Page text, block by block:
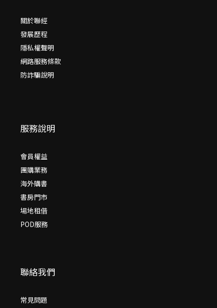
關於聯經
發展歷程
隱私權聲明
網路服務條款
防詐騙說明
服務說明
會員權益
團購業務
海外購書
書房門市
場地租借
POD服務
聯絡我們
常見問題